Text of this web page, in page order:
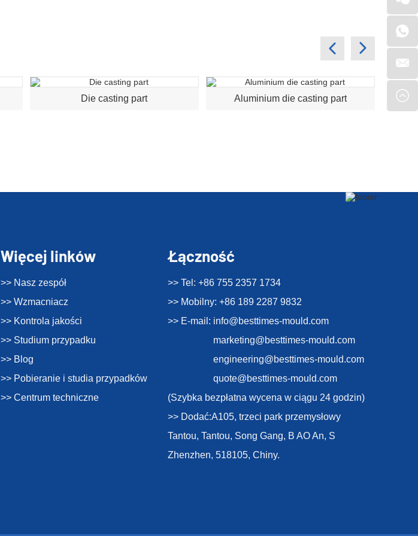
Die casting part Aluminium die casting part
Więcej linków
>> Nasz zespół
>> Wzmacniacz
>> Kontrola jakości
>> Studium przypadku
>> Blog
>> Pobieranie i studia przypadków
>> Centrum techniczne
Łączność
>> Tel: +86 755 2357 1734
>> Mobilny: +86 189 2287 9832
>> E-mail: info@besttimes-mould.com
marketing@besttimes-mould.com
engineering@besttimes-mould.com
quote@besttimes-mould.com
(Szybka bezpłatna wycena w ciągu 24 godzin)
>> Dodać:A105, trzeci park przemysłowy
Tantou, Tantou, Song Gang, B AO An, S
Zhenzhen, 518105, Chiny.